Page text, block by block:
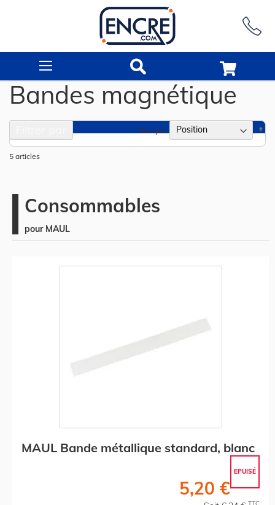
Bandes magnétique
5 articles
Trier par
Consommables
pour MAUL
MAUL Bande métallique standard, blanc
EPUISÉ
5,20 €
TTC